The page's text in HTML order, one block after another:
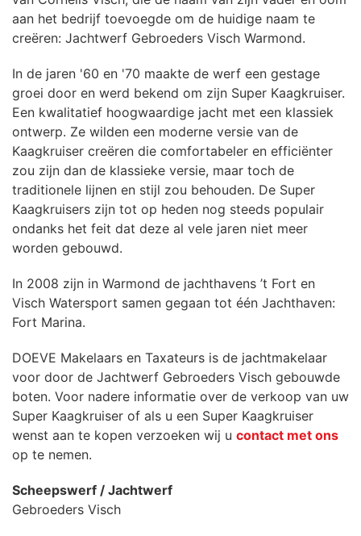
aan het bedrijf toevoegde om de huidige naam te
creëren: Jachtwerf Gebroeders Visch Warmond.
In de jaren '60 en '70 maakte de werf een gestage
groei door en werd bekend om zijn Super Kaagkruiser.
Een kwalitatief hoogwaardige jacht met een klassiek
ontwerp. Ze wilden een moderne versie van de
Kaagkruiser creëren die comfortabeler en efficiënter
zou zijn dan de klassieke versie, maar toch de
traditionele lijnen en stijl zou behouden. De Super
Kaagkruisers zijn tot op heden nog steeds populair
ondanks het feit dat deze al vele jaren niet meer
worden gebouwd.
In 2008 zijn in Warmond de jachthavens ’t Fort en
Visch Watersport samen gegaan tot één Jachthaven:
Fort Marina.
DOEVE Makelaars en Taxateurs is de jachtmakelaar
voor door de Jachtwerf Gebroeders Visch gebouwde
boten. Voor nadere informatie over de verkoop van uw
Super Kaagkruiser of als u een Super Kaagkruiser
wenst aan te kopen verzoeken wij u contact met ons
op te nemen.
Scheepswerf / Jachtwerf
Gebroeders Visch